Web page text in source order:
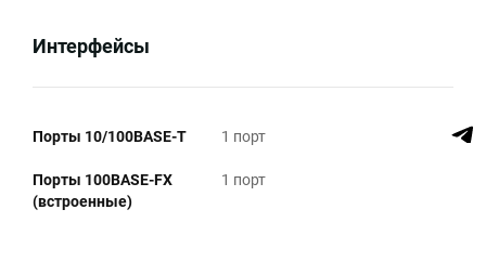
Интерфейсы
Порты 10/100BASE-T 1 порт
Порты 100BASE-FX
(встроенные)
1 порт